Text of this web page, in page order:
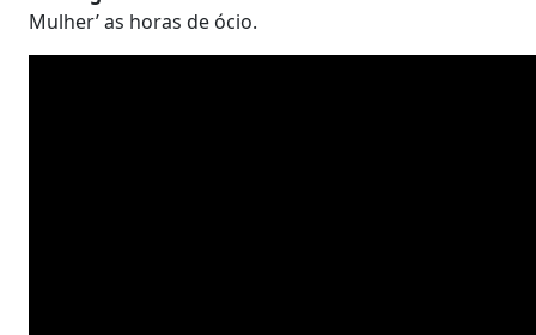
Mulher’ as horas de ócio.